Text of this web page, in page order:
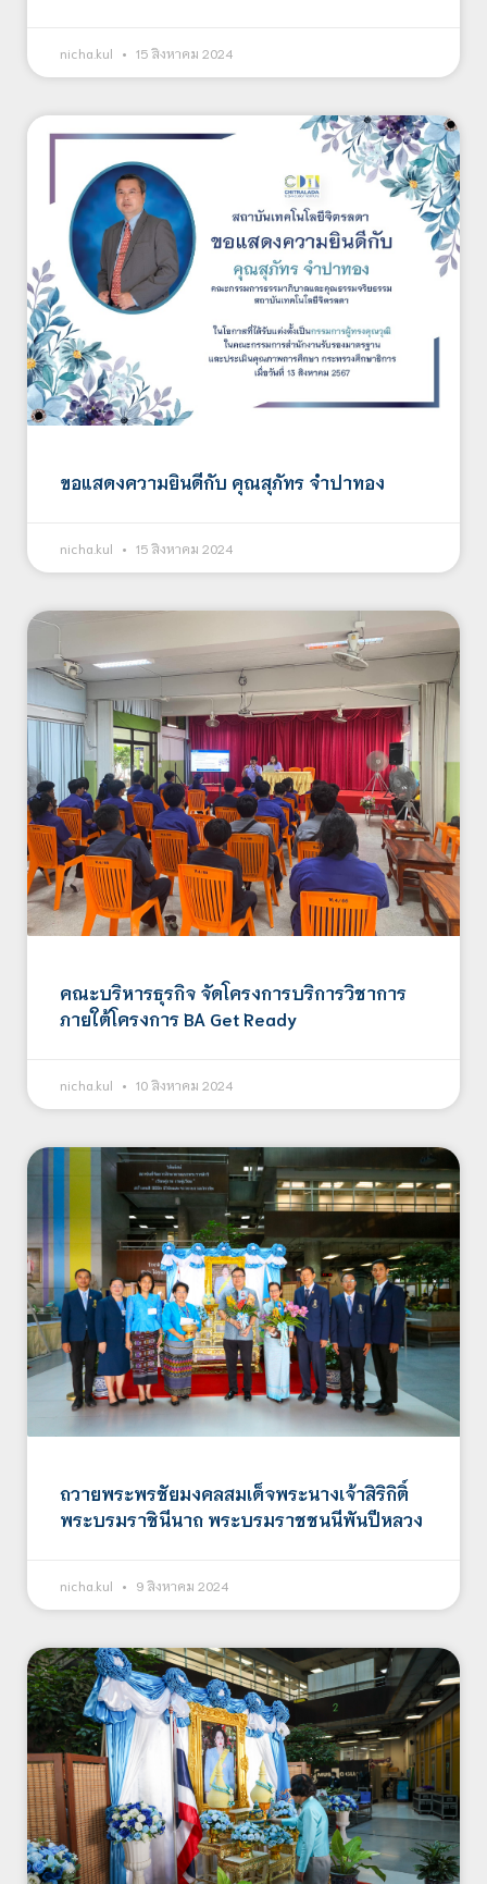
nicha.kul 15 สิงหาคม 2024
ขอแสดงความยินดีกับ คุณสุภัทร จำปาทอง
nicha.kul 15 สิงหาคม 2024
คณะบริหารธุรกิจ จัดโครงการบริการวิชาการ
ภายใต้โครงการ BA Get Ready
nicha.kul 10 สิงหาคม 2024
ถวายพระพรชัยมงคลสมเด็จพระนางเจ้าสิริกิติ์
พระบรมราชินีนาถ พระบรมราชชนนีพันปีหลวง
nicha.kul 9 สิงหาคม 2024